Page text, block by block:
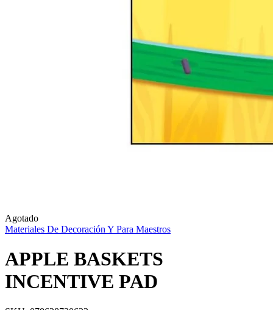
Agotado
Materiales De Decoración Y Para Maestros
APPLE BASKETS
INCENTIVE PAD